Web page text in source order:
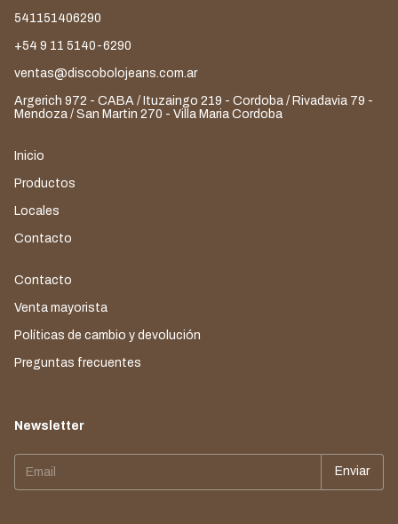
541151406290
+54 9 11 5140-6290
ventas@discobolojeans.com.ar
Argerich 972 - CABA / Ituzaingo 219 - Cordoba / Rivadavia 79 -
Mendoza / San Martin 270 - Villa Maria Cordoba
Inicio
Productos
Locales
Contacto
Contacto
Venta mayorista
Políticas de cambio y devolución
Preguntas frecuentes
Newsletter